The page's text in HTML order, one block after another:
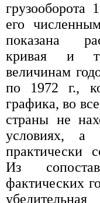
его
показана
кривая и
величинам
по 1972 г.,
графика, во
страны не
условиях, а
практически
Из
фактических